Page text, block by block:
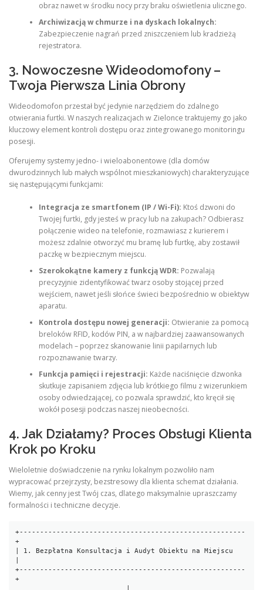
obraz nawet w środku nocy przy braku oświetlenia ulicznego.
Archiwizacją w chmurze i na dyskach lokalnych:
Zabezpieczenie nagrań przed zniszczeniem lub kradzieżą
rejestratora.
3. Nowoczesne Wideodomofony –
Twoja Pierwsza Linia Obrony
Wideodomofon przestał być jedynie narzędziem do zdalnego
otwierania furtki. W naszych realizacjach w Zielonce traktujemy go jako
kluczowy element kontroli dostępu oraz zintegrowanego monitoringu
posesji.
Oferujemy systemy jedno- i wieloabonentowe (dla domów
dwurodzinnych lub małych wspólnot mieszkaniowych) charakteryzujące
się następującymi funkcjami:
Integracja ze smartfonem (IP / Wi-Fi): Ktoś dzwoni do
Twojej furtki, gdy jesteś w pracy lub na zakupach? Odbierasz
połączenie wideo na telefonie, rozmawiasz z kurierem i
możesz zdalnie otworzyć mu bramę lub furtkę, aby zostawił
paczkę w bezpiecznym miejscu.
Szerokokątne kamery z funkcją WDR: Pozwalają
precyzyjnie zidentyfikować twarz osoby stojącej przed
wejściem, nawet jeśli słońce świeci bezpośrednio w obiektyw
aparatu.
Kontrola dostępu nowej generacji: Otwieranie za pomocą
breloków RFID, kodów PIN, a w najbardziej zaawansowanych
modelach – poprzez skanowanie linii papilarnych lub
rozpoznawanie twarzy.
Funkcja pamięci i rejestracji: Każde naciśnięcie dzwonka
skutkuje zapisaniem zdjęcia lub krótkiego filmu z wizerunkiem
osoby odwiedzającej, co pozwala sprawdzić, kto kręcił się
wokół posesji podczas naszej nieobecności.
4. Jak Działamy? Proces Obsługi Klienta
Krok po Kroku
Wieloletnie doświadczenie na rynku lokalnym pozwoliło nam
wypracować przejrzysty, bezstresowy dla klienta schemat działania.
Wiemy, jak cenny jest Twój czas, dlatego maksymalnie upraszczamy
formalności i techniczne decyzje.
+-------------------------------------------------------
+
| 1. Bezpłatna Konsultacja i Audyt Obiektu na Miejscu
+-------------------------------------------------------
+